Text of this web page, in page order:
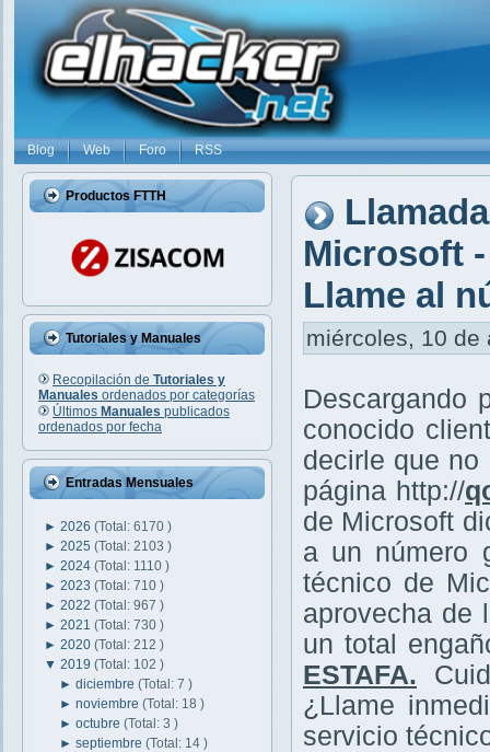
Blog Web Foro RSS
Productos FTTH
Tutoriales y Manuales
Recopilación de Tutoriales y
Manuales ordenados por categorías
Últimos Manuales publicados
ordenados por fecha
Entradas Mensuales
► 2026 (Total: 6170 )
► 2025 (Total: 2103 )
► 2024 (Total: 1110 )
► 2023 (Total: 710 )
► 2022 (Total: 967 )
► 2021 (Total: 730 )
► 2020 (Total: 212 )
▼ 2019 (Total: 102 )
►diciembre(Total: 7 )
►noviembre(Total: 18 )
►octubre(Total: 3 )
►septiembre(Total: 14 )
Microsoft
Llame al
miércoles, 10 de
Descargando
conocido
decirle que no
página http://
de Microsoft
a un número
técnico de
aprovecha de
un total
ESTAFA.
¿Llame
servicio